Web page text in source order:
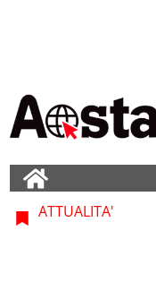
ATTUALITA'